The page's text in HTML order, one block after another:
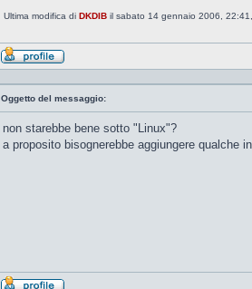
Ultima modifica di DKDIB il sabato 14 gennaio 2006,
Profilo
Oggetto del messaggio:
non starebbe bene sotto "Linux"?
a proposito bisognerebbe aggiungere qualche